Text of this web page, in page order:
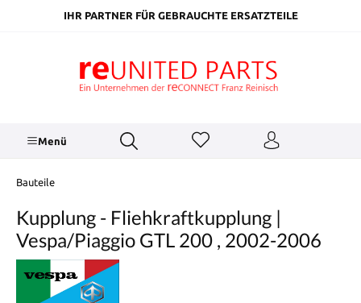
springenIHR PARTNER FÜR GEBRAUCHTE ERSATZTEILE
Menü
Bauteile
Kupplung - Fliehkraftkupplung |
Vespa/Piaggio GTL 200 , 2002-2006